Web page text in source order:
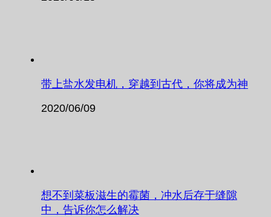
带上盐水发电机，穿越到古代，你将成为神
2020/06/09
想不到菜板滋生的霉菌，冲水后存于缝隙
中，告诉你怎么解决